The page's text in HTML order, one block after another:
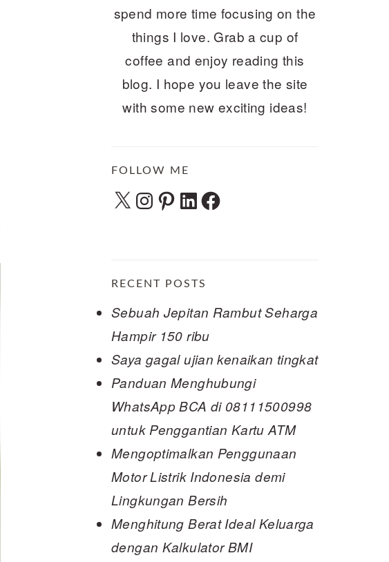
spend more time focusing on the
things I love. Grab a cup of
coffee and enjoy reading this
blog. I hope you leave the site
with some new exciting ideas!
FOLLOW ME
X Instagram
Pinterest
LinkedInFacebook
RECENT POSTS
Sebuah Jepitan Rambut Seharga
Hampir 150 ribu
Saya gagal ujian kenaikan tingkat
Panduan Menghubungi
WhatsApp BCA di 08111500998
untuk Penggantian Kartu ATM
Mengoptimalkan Penggunaan
Motor Listrik Indonesia demi
Lingkungan Bersih
Menghitung Berat Ideal Keluarga
dengan Kalkulator BMI